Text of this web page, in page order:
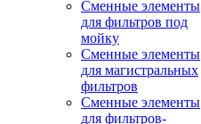
Сменные элементы
для фильтров под
мойку
Сменные элементы
для магистральных
фильтров
Сменные элементы
для фильтров-